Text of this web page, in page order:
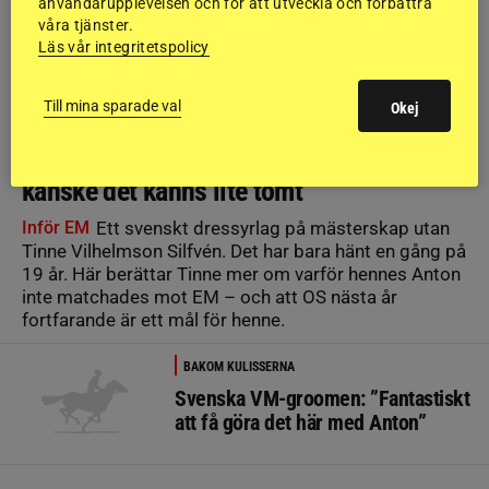
kanske det känns lite tomt”
Inför EM Ett svenskt dressyrlag på mästerskap utan
Tinne Vilhelmson Silfvén. Det har bara hänt en gång på
19 år. Här berättar Tinne mer om varför hennes Anton
inte matchades mot EM – och att OS nästa år
fortfarande är ett mål för henne.
BAKOM KULISSERNA
Svenska VM-groomen: ”Fantastiskt
att få göra det här med Anton”
våra tjänster.
Läs vår integritetspolicy
Till mina sparade val Okej